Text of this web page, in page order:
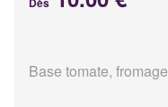
Base tomate, fromage